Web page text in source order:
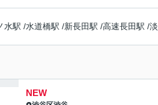
水駅 /水道橋駅 /新長田駅 /高速長田駅 /
NEW